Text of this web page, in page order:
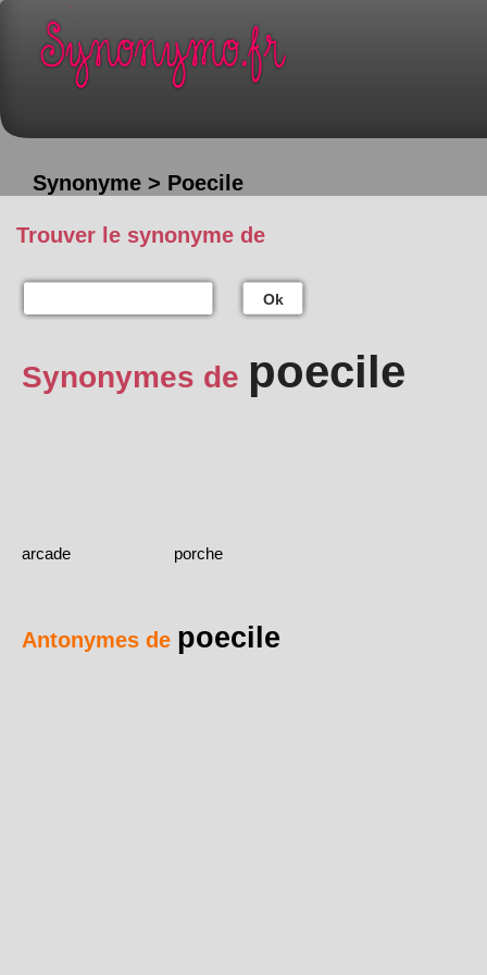
Synonyme > Poecile
Trouver le synonyme de
Ok
Synonymes de poecile
arcade porche
Antonymes de poecile